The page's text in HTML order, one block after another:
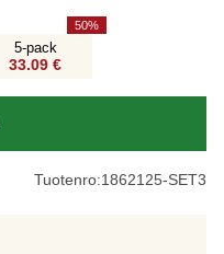
5-pack
33.09 €
50
Tuotenro:1862125-SET3